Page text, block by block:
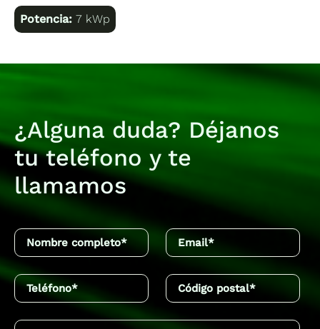
Potencia:7 kWp
¿Alguna duda? Déjanos
tu teléfono y te
llamamos